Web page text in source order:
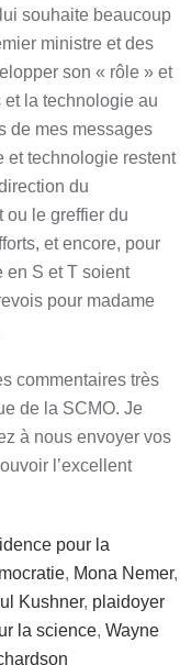
souhaite beaucoup
ministre et des
son « rôle » et
la technologie au
de mes messages
et technologie restent
du
ou le greffier du
et encore, pour
en S et T soient
pour madame
commentaires très
de la SCMO. Je
à nous envoyer vos
l’excellent
pour la
, Mona Nemer,
Kushner, plaidoyer
la science, Wayne